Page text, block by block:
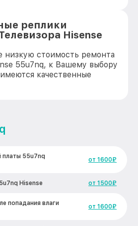
реплики
Hisense
низкую стоимость ремонта
55u7nq, к Вашему выбору
качественные
платы 55u7nq
от 1600₽
Hisense от 1500₽
попадания влаги
от 1600₽